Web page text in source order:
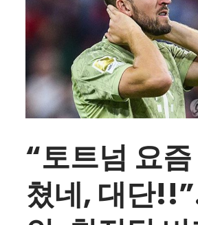
“토트넘 요즘
쳤네, 대단